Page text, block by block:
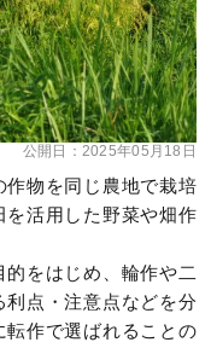
公開日： 2025年05月18日
物を同じ農地で栽培
活用した野菜や畑作
をはじめ、輪作や二
点・注意点などを分
作で選ばれることの